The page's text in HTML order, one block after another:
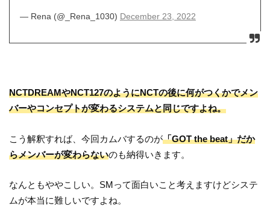
— Rena (@_Rena_1030) December 23, 2022
NCTDREAMやNCT127のようにNCTの後に何がつくかでメン
バーやコンセプトが変わるシステムと同じですよね。
こう解釈すれば、今回カムバするのが「GOT the beat」だか
らメンバーが変わらないのも納得いきます。
なんともややこしい。SMって面白いこと考えますけどシステ
ムが本当に難しいですよね。